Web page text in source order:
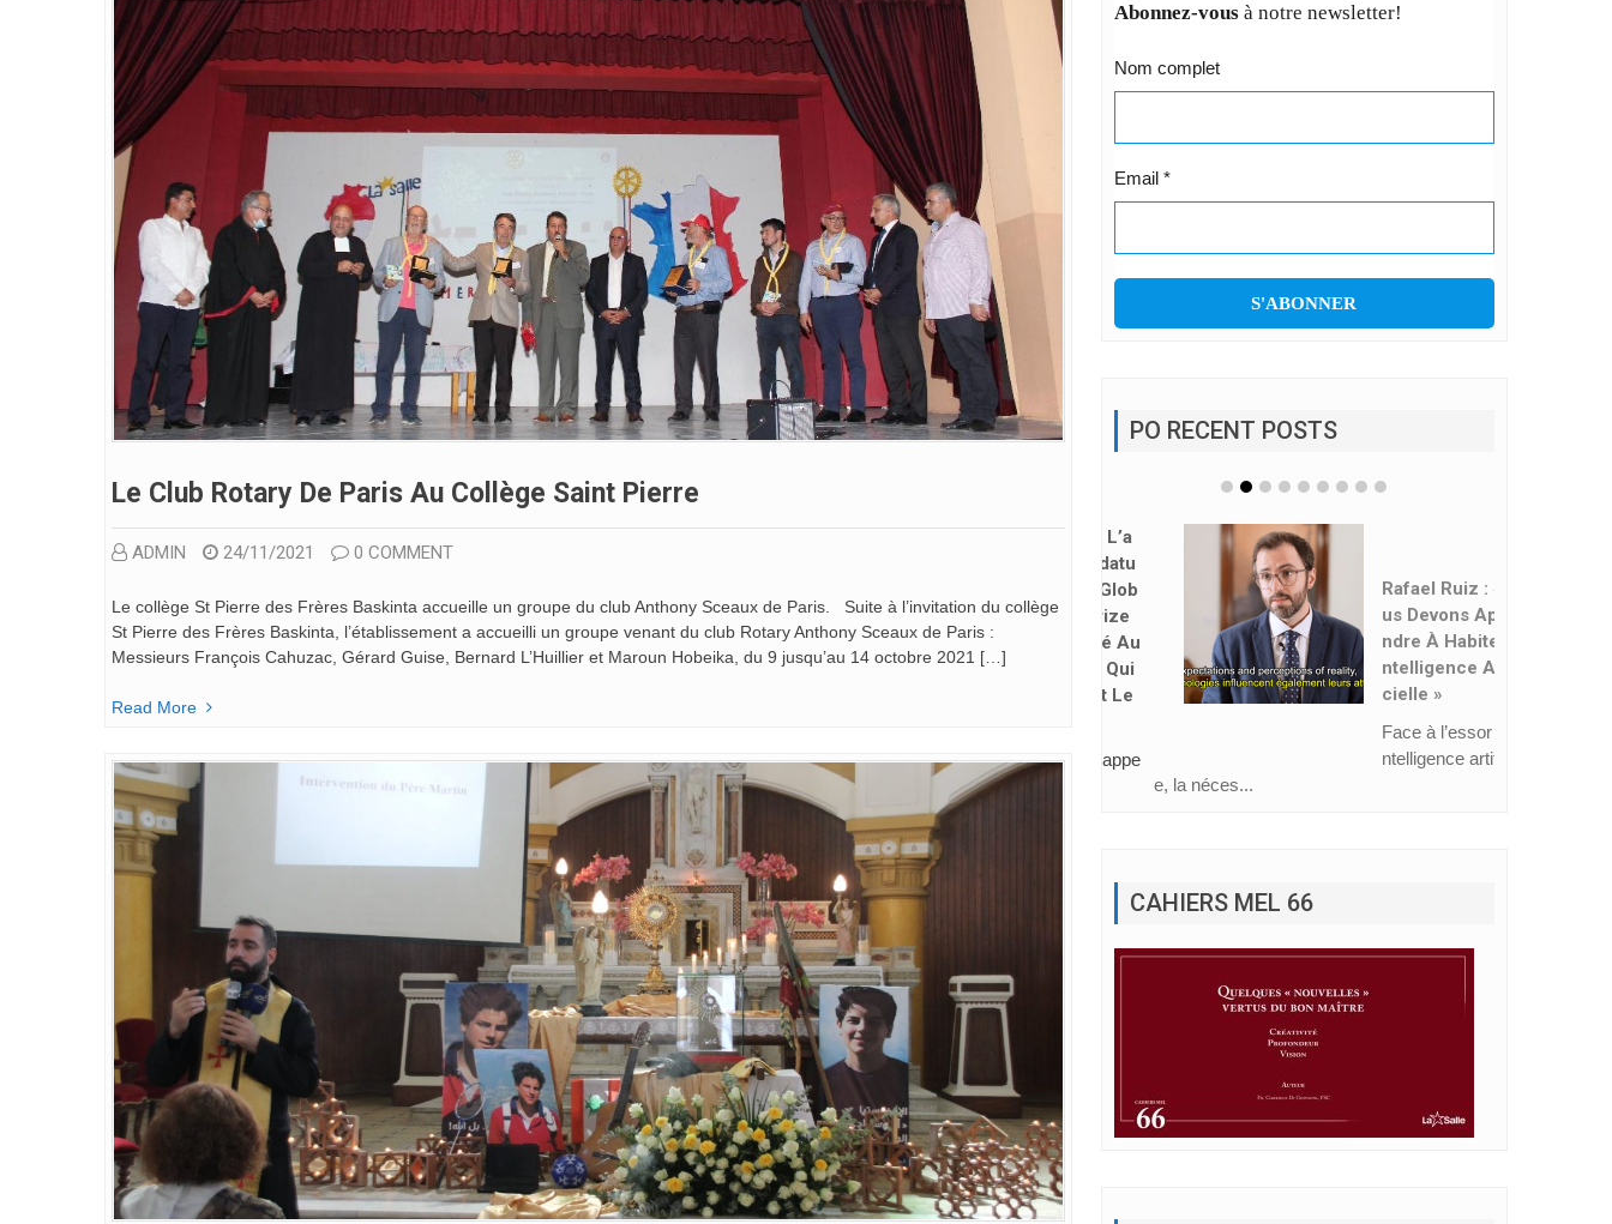
Le Club Rotary De Paris Au Collège Saint Pierre
ADMIN 24/11/2021 0 COMMENT
Le collège St Pierre des Frères Baskinta accueille un groupe du club Anthony Sceaux de Paris. Suite à l’invitation du collège
St Pierre des Frères Baskinta, l’établissement a accueilli un groupe venant du club Rotary Anthony Sceaux de Paris :
Messieurs François Cahuzac, Gérard Guise, Bernard L’Huillier et Maroun Hobeika, du 9 jusqu’au 14 octobre 2021 […]
Read More
Abonnez-vousà notre newsletter!
Nom complet
Email *
PO RECENT POSTS
Ndre À Habiter L’i
Ntelligence Artifi
Cielle »
Face à l’essor de l’i
ntelligence artificiell